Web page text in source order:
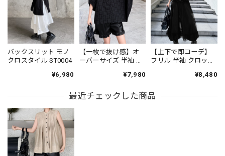
バックスリット モノ
クロスタイル ST0004
¥6,980
【一枚で抜け感】オ
ーバーサイズ 半袖 ド
ツ 1color PU0494¥7,980
【上下で即コーデ】
フリル 半袖 クロップ
ウス＆ワイドレッグ
1color ST0219
¥8,480
最近チェックした商品